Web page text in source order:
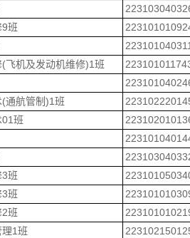
9班
223101040311
飞机及发动机维修)1班
通航管制)1班
01班
3班
3班
2班
理1班